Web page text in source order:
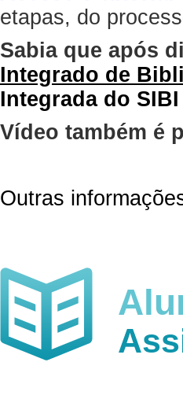
etapas, do
Sabia que após
Integrado de
Integrada do SIBI
Vídeo também é
Outras